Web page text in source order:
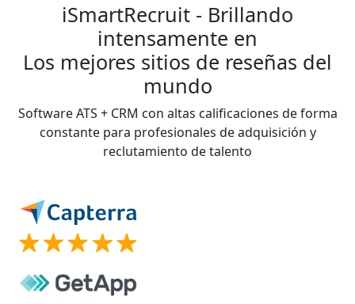
iSmartRecruit - Brillando
intensamente en
Los mejores sitios de reseñas del
mundo
Software ATS + CRM con altas calificaciones de forma
constante para profesionales de adquisición y
reclutamiento de talento